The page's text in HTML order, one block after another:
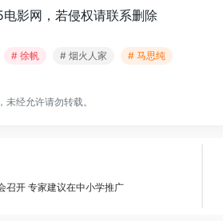
影网，若侵权请联系删除
# 徐帆 # 烟火人家 # 马思纯
经允许请勿转载。
召开 专家建议在中小学推广